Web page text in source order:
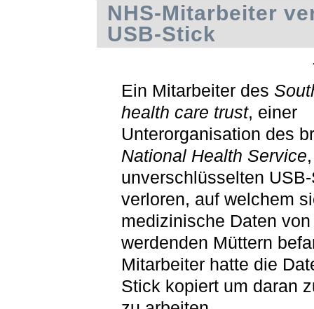
NHS-Mitarbeiter
USB-Stick
Ein Mitarbeiter des
health care trust, einer
Unterorganisation des
National Health Service
unverschlüsselten
verloren, auf welchem
medizinische Daten
werdenden Müttern
Mitarbeiter hatte die
Stick kopiert um daran